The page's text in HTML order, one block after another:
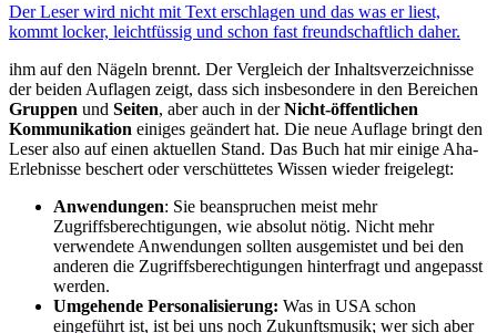
Der Leser wird nicht mit Text erschlagen und das was er liest,
kommt locker, leichtfüssig und schon fast freundschaftlich daher.
ihm auf den Nägeln brennt. Der Vergleich der Inhaltsverzeichnisse
der beiden Auflagen zeigt, dass sich insbesondere in den Bereichen
Gruppen und Seiten, aber auch in derNicht-öffentlichen
Kommunikation einiges geändert hat. Die neue Auflage bringt den
Leser also auf einen aktuellen Stand. Das Buch hat mir einige Aha-
Erlebnisse beschert oder verschüttetes Wissen wieder freigelegt:
Anwendungen: Sie beanspruchen meist mehr
Zugriffsberechtigungen, wie absolut nötig. Nicht mehr
verwendete Anwendungen sollten ausgemistet und bei den
anderen die Zugriffsberechtigungen hinterfragt und angepasst
werden.
Umgehende Personalisierung: Was in USA schon
eingeführt ist, ist bei uns noch Zukunftsmusik; wer sich aber